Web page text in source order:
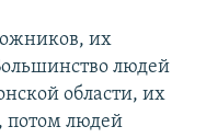
их
людей
области, их
потом людей